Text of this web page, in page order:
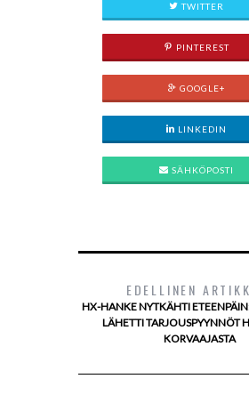
TWITTER
PINTEREST
GOOGLE+
LINKEDIN
SÄHKÖPOSTI
EDELLINEN
HX-HANKE NYTKÄHTI
LÄHETTI TARJOUSPYYNNÖT
KORVAAJASTA